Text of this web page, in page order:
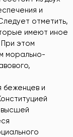
и
отметить,
имеют иное
этом
морально-
беженцев и
высшей